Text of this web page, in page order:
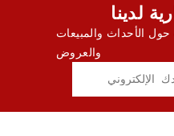
الأحداث والمبيعات
والعروض